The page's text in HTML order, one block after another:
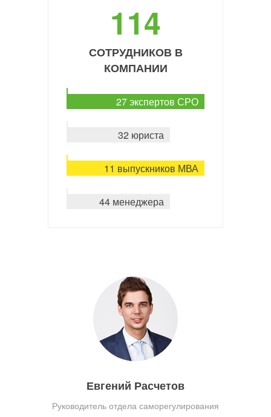
114
СОТРУДНИКОВ В
КОМПАНИИ
27 экспертов СРО
32 юриста
11 выпускников МВА
44 менеджера
Евгений Расчетов
Руководитель отдела саморегулирования